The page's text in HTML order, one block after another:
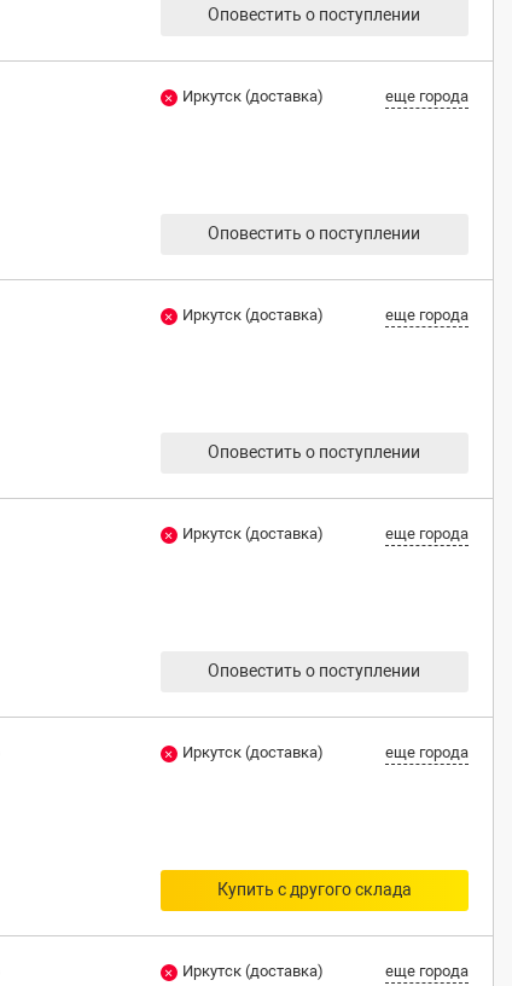
Оповестить о поступлении
Иркутск (доставка) еще города
Оповестить о поступлении
Иркутск (доставка) еще города
Оповестить о поступлении
Иркутск (доставка) еще города
Оповестить о поступлении
Иркутск (доставка) еще города
Купить с другого склада
Иркутск (доставка) еще города